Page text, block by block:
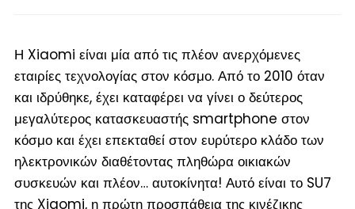
Η Xiaomi είναι μία από τις πλέον ανερχόμενες
εταιρίες τεχνολογίας στον κόσμο. Από το 2010 όταν
και ιδρύθηκε, έχει καταφέρει να γίνει ο δεύτερος
μεγαλύτερος κατασκευαστής smartphone στον
κόσμο και έχει επεκταθεί στον ευρύτερο κλάδο των
ηλεκτρονικών διαθέτοντας πληθώρα οικιακών
συσκευών και πλέον… αυτοκίνητα! Αυτό είναι το SU7
της Xiaomi, η πρώτη προσπάθεια της κινέζικης